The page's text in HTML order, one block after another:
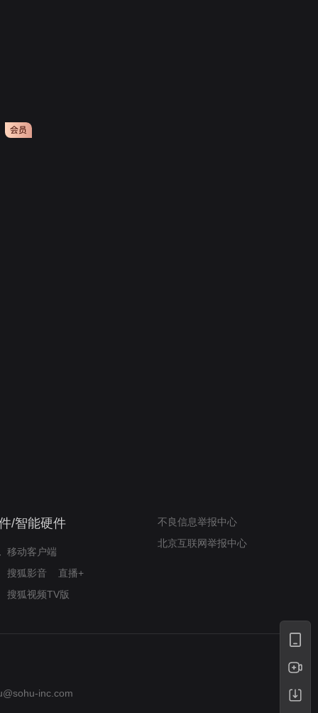
/智能硬件
移动客户端
搜狐影音
直播+
搜狐视频TV版
不良信息举报中心
北京互联网举报中心
inc.com